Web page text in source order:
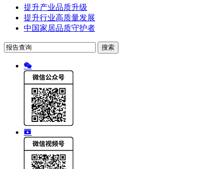
提升产业品质升级
提升行业高质量发展
中国家居品质守护者
搜索